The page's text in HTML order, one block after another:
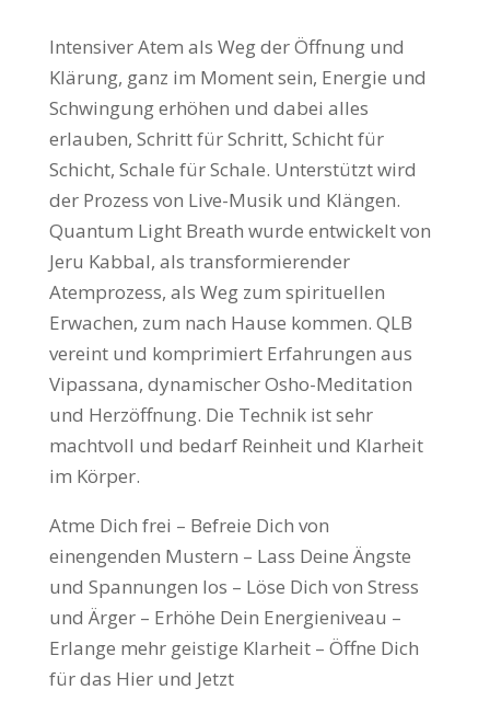
Intensiver Atem als Weg der Öffnung und
Klärung, ganz im Moment sein, Energie und
Schwingung erhöhen und dabei alles
erlauben, Schritt für Schritt, Schicht für
Schicht, Schale für Schale. Unterstützt wird
der Prozess von Live-Musik und Klängen.
Quantum Light Breath wurde entwickelt von
Jeru Kabbal, als transformierender
Atemprozess, als Weg zum spirituellen
Erwachen, zum nach Hause kommen. QLB
vereint und komprimiert Erfahrungen aus
Vipassana, dynamischer Osho-Meditation
und Herzöffnung. Die Technik ist sehr
machtvoll und bedarf Reinheit und Klarheit
im Körper.
Atme Dich frei – Befreie Dich von
einengenden Mustern – Lass Deine Ängste
und Spannungen los – Löse Dich von Stress
und Ärger – Erhöhe Dein Energieniveau –
Erlange mehr geistige Klarheit – Öffne Dich
für das Hier und Jetzt